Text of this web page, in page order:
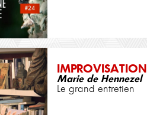
IMPROVISATION
Marie de Hennezel
Le grand entretien